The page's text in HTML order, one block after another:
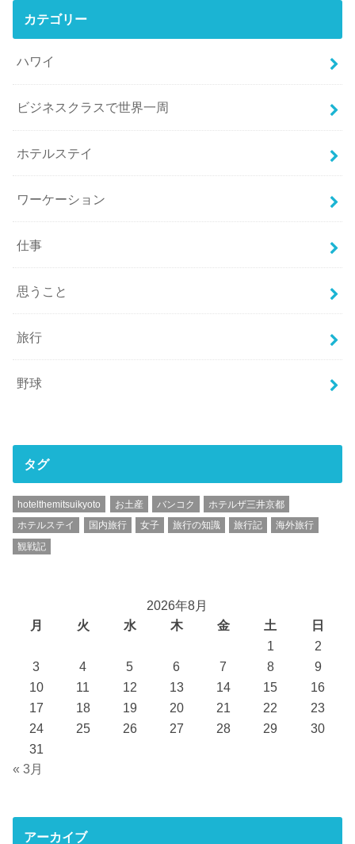
カテゴリー
ハワイ
ビジネスクラスで世界一周
ホテルステイ
ワーケーション
仕事
思うこと
旅行
野球
タグ
hotelthemitsuikyoto お土産 バンコク
ホテルザ三井京都
ホテルステイ
国内旅行 女子 旅行の知識 旅行記
海外旅行
観戦記
2026年8月
月
火 水 木 金 土
日
1
2
3
4 5 6 7 8
9
10
11 12 13 14 15
16
17
18 19 20 21 22
23
24
25 26 27 28 29
30
31
« 3月
アーカイブ